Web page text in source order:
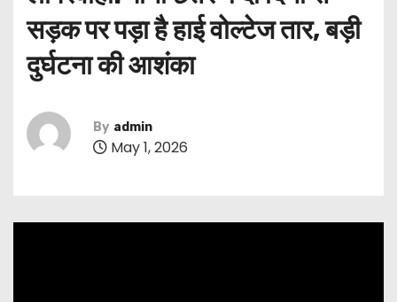
सड़क पर पड़ा है हाई वोल्टेज तार, बड़ी
दुर्घटना की आशंका
By admin
May 1, 2026